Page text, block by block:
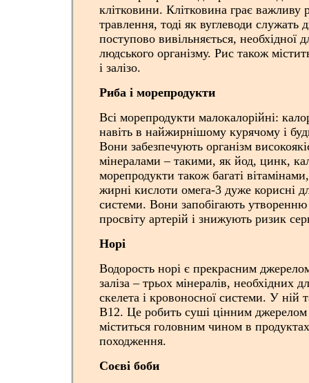
клітковини. Клітковина грає важливу
травлення, тоді як вуглеводи служать
поступово вивільняється, необхідної
людського організму. Рис також
і залізо.
Риба і морепродукти
Всі морепродукти малокалорійні:
навіть в найжирнішому курячому і
Вони забезпечують організм
мінералами – такими, як йод, цинк,
морепродукти також багаті
жирні кислоти омега-3 дуже корисні
системи. Вони запобігають
просвіту артерій і знижують ризик
Норі
Водорость норі є прекрасним
заліза – трьох мінералів, необхідних
скелета і кровоносної системи. У ній
В12. Це робить суші цінним джерелом
міститься головним чином в
походження.
Соєві боби